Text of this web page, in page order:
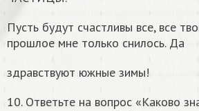
Пусть будут счастливы все, все
прошлое мне только снилось. Да
здравствуют южные зимы!
10. Ответьте на вопрос «Каково